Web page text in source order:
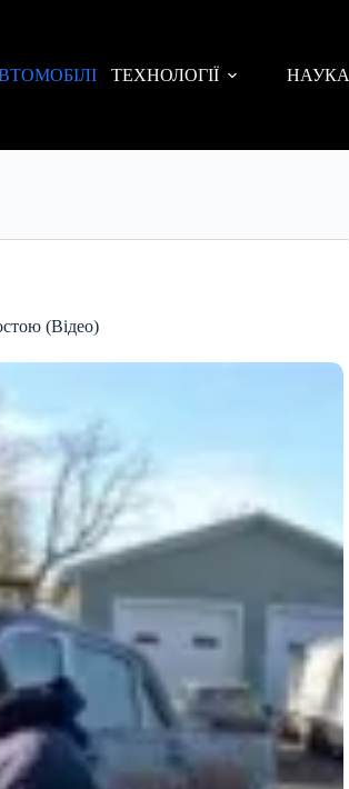
ТЕХНОЛОГІЇ НАУКА
(Відео)